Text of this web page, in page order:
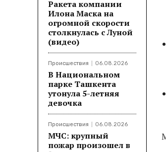
Ракета компании
Илона Маска на
огромной скорости
столкнулась с Луной
(видео)
Происшествия 06.08.2026
В Национальном
парке Ташкента
утонула 5-летняя
девочка
Происшествия 06.08.2026
МЧС: крупный
пожар произошел в